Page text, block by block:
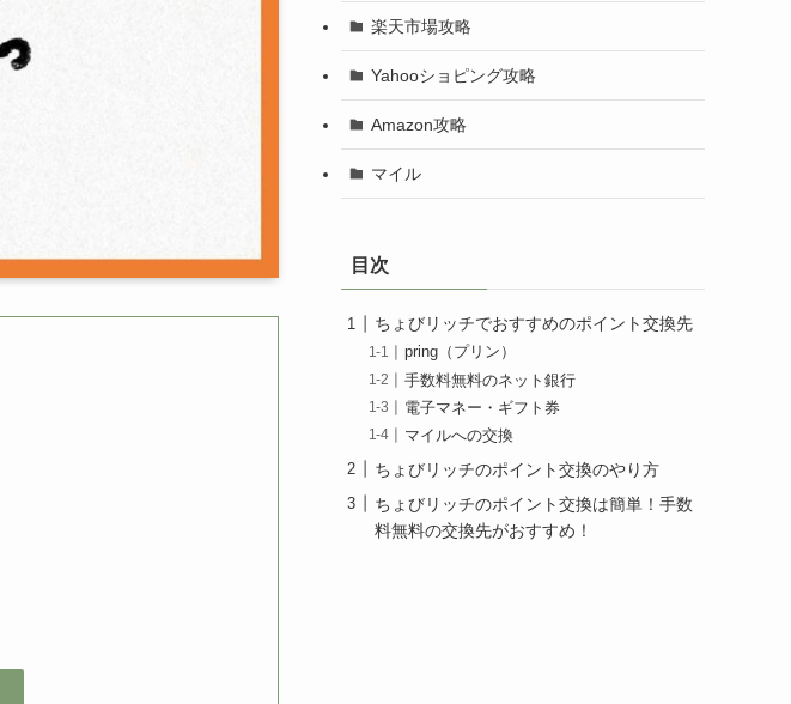
楽天市場攻略
Yahooショピング攻略
Amazon攻略
マイル
目次
ちょびリッチでおすすめのポイント交換先
pring（プリン）
手数料無料のネット銀行
電子マネー・ギフト券
マイルへの交換
ちょびリッチのポイント交換のやり方
ちょびリッチのポイント交換は簡単！手数
料無料の交換先がおすすめ！